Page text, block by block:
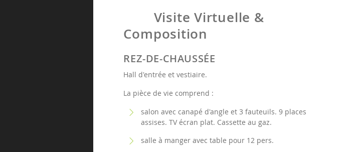
Visite Virtuelle &
Composition
REZ-DE-CHAUSSÉE
Hall d'entrée et vestiaire.
La pièce de vie comprend :
salon avec canapé d'angle et 3 fauteuils. 9 places
assises. TV écran plat. Cassette au gaz.
salle à manger avec table pour 12 pers.